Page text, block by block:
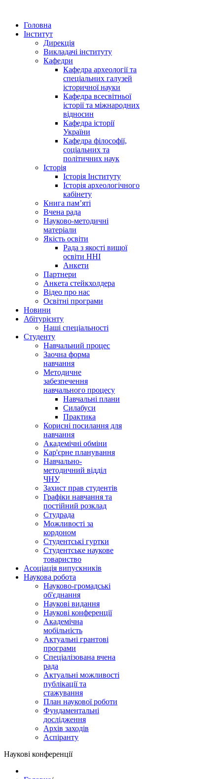
Головна
Інститут
Дирекція
Викладачі інституту
Кафедри
Кафедра археології та
спеціальних галузей
історичної науки
Кафедра всесвітньої
історії та міжнародних
відносин
Кафедра історії
України
Кафедра філософії,
соціальних та
політичних наук
Історія
Історія Інституту
Історія археологічного
кабінету
Книга памʼяті
Вчена рада
Науково-методичні
матеріали
Якість освіти
Рада з якості вищої
освіти ННІ
Анкети
Партнери
Анкета стейкхолдера
Відео про нас
Освітні програми
Hовини
Абітурієнту
Наші спеціальності
Студенту
Навчальний процес
Заочна форма
навчання
Методичне
забезпечення
навчального процесу
Навчальні плани
Силабуси
Практика
Корисні посилання для
навчання
Академічні обміни
Кар'єрне планування
Навчально-
методичний відділ
ЧНУ
Захист прав студентів
Графіки навчання та
постійний розклад
Студрада
Можливості за
кордоном
Студентські гуртки
Студентське наукове
товариство
Асоціація випускників
Наукова робота
Науково-громадські
об'єднання
Наукові видання
Наукові конференції
Академічна
мобільність
Актуальні грантові
програми
Спеціалізована вчена
рада
Актуальні можливості
публікації та
стажування
План наукової роботи
Фундаментальні
дослідження
Архів заходів
Аспіранту
Наукові конференції